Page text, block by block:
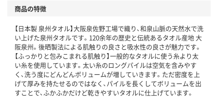
商品の特徴
【日本製 泉州タオル】大阪泉佐野工場で織り、和泉山脈の天然水で洗
い上げた泉州タオルです。120余年の歴史と伝統あるタオル産地 大
阪泉州。後晒製法による肌触りの良さと吸水性の良さが魅力です。
【ふっかりと包みこまれる肌触り】一般的なタオルに使う糸より太
い糸を使用しています。太い糸のロングパイルは空気を含みやす
く、洗う度にどんどんボリュームが増していきます。ただ密度を上
げて厚みを持たせるのではなく、パイルを長くしてボリュームを出
すことで、ふかふかだけど乾きやすいタオルに仕上げています。